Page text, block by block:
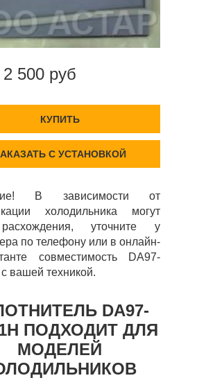
500 руб
КУПИТЬ
С УСТАНОВКОЙ
В зависимости от
холодильника могут
уточните у
по телефону или в онлайн-
совместимость DA97-
вашей техникой.
DA97-
ПОДХОДИТ ДЛЯ
МОДЕЛЕЙ